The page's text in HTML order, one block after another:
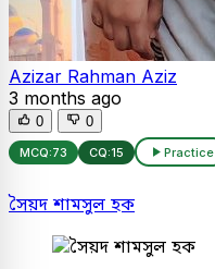
Azizar Rahman Aziz
3 months ago
0 0
MCQ:73 CQ:15 Practice
সৈয়দ শামসুল হক